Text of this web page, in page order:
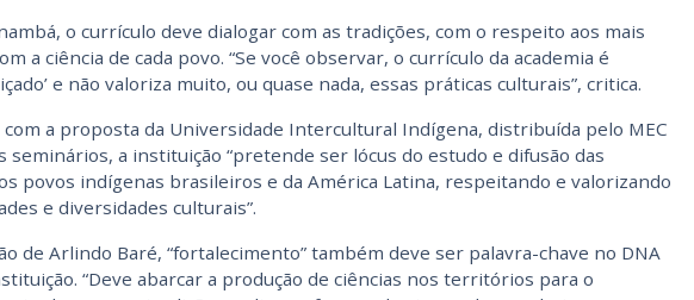
o currículo deve dialogar com as tradições, com o respeito aos mais
a ciência de cada povo. “Se você observar, o currículo da academia é
e não valoriza muito, ou quase nada, essas práticas culturais”, critica.
com a proposta da Universidade Intercultural Indígena, distribuída pelo MEC
seminários, a instituição “pretende ser lócus do estudo e difusão das
povos indígenas brasileiros e da América Latina, respeitando e valorizando
e diversidades culturais”.
de Arlindo Baré, “fortalecimento” também deve ser palavra-chave no DNA
“Deve abarcar a produção de ciências nos territórios para o